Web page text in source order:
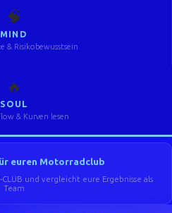
🧠
MIND
& Risikobewusstsein
🔥
SOUL
& Kurven lesen
euren Motorradclub
und vergleicht eure Ergebnisse als
Team